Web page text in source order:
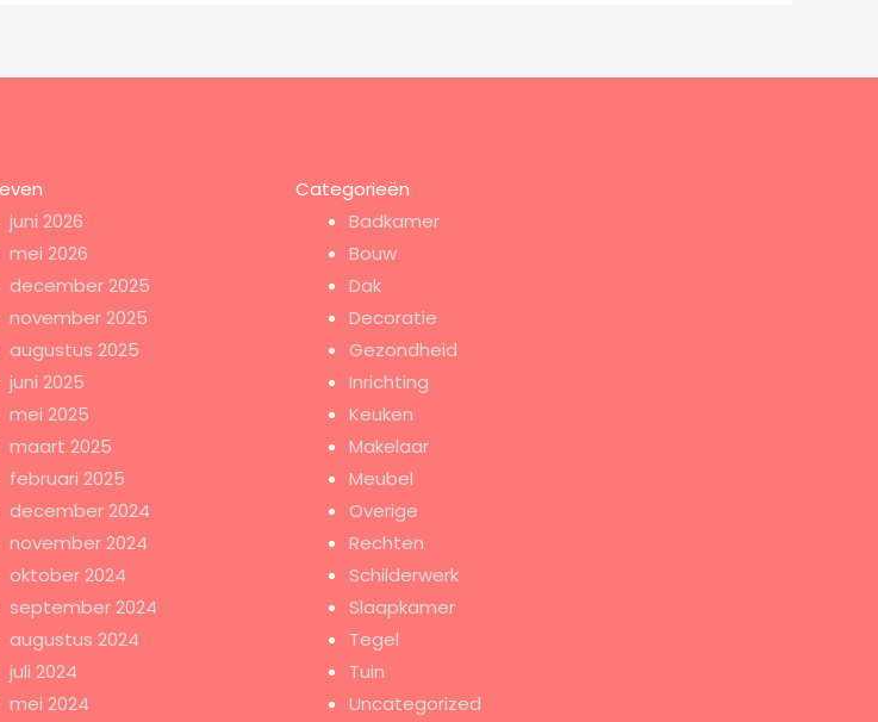
juni 2026
mei 2026
december 2025
november 2025
augustus 2025
juni 2025
mei 2025
maart 2025
februari 2025
december 2024
november 2024
oktober 2024
september 2024
augustus 2024
juli 2024
mei 2024
Categorieën
Badkamer
Bouw
Dak
Decoratie
Gezondheid
Inrichting
Keuken
Makelaar
Meubel
Overige
Rechten
Schilderwerk
Slaapkamer
Tegel
Tuin
Uncategorized